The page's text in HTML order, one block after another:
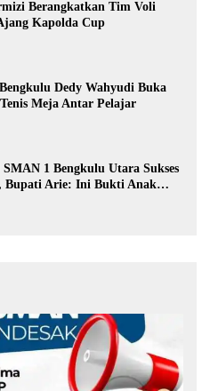
Berangkatkan Tim Voli
Kapolda Cup
Dedy Wahyudi Buka
Meja Antar Pelajar
1 Bengkulu Utara Sukses
Bupati Arie: Ini Bukti Anak